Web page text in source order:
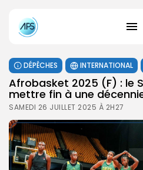
DÉPÊCHES INTERNATIONAL
Afrobasket 2025 (F) : le
mettre fin à une
SAMEDI 26 JUILLET 2025 À 2H27